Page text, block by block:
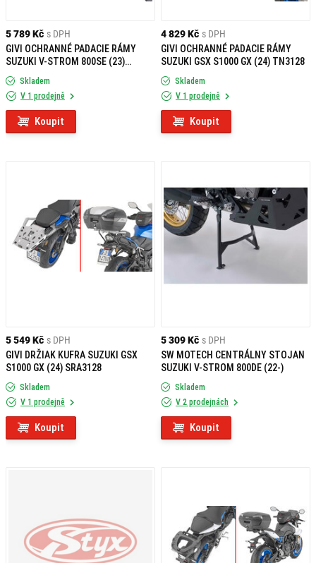
5 789 Kč s DPH
GIVI OCHRANNÉ PADACIE RÁMY
SUZUKI V-STROM 800SE (23)
TN3127
Skladem
V 1 prodejně
Koupit
4 829 Kč s DPH
GIVI OCHRANNÉ PADACIE RÁMY
SUZUKI GSX S1000 GX (24) TN3128
Skladem
V 1 prodejně
Koupit
5 549 Kč s DPH
GIVI DRŽIAK KUFRA SUZUKI GSX
S1000 GX (24) SRA3128
Skladem
V 1 prodejně
Koupit
5 309 Kč s DPH
SW MOTECH CENTRÁLNY STOJAN
SUZUKI V-STROM 800DE (22-)
Skladem
V 2 prodejnách
Koupit